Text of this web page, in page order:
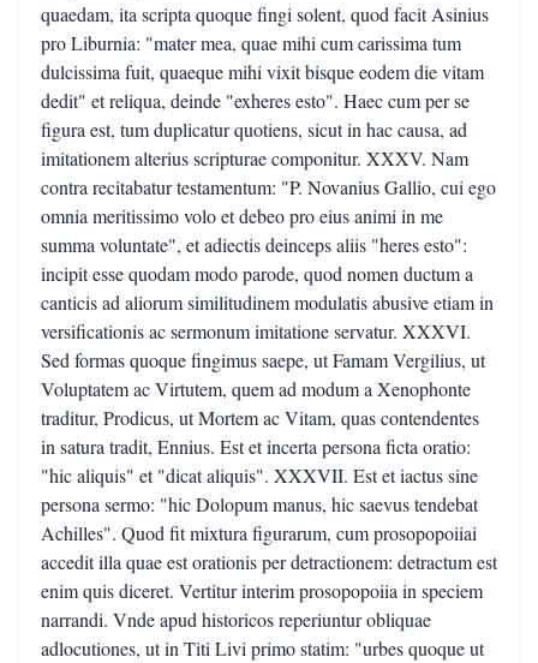
quaedam, ita scripta quoque fingi solent, quod facit Asinius
pro Liburnia: "mater mea, quae mihi cum carissima tum
dulcissima fuit, quaeque mihi vixit bisque eodem die vitam
dedit" et reliqua, deinde "exheres esto". Haec cum per se
figura est, tum duplicatur quotiens, sicut in hac causa, ad
imitationem alterius scripturae componitur. XXXV. Nam
contra recitabatur testamentum: "P. Novanius Gallio, cui ego
omnia meritissimo volo et debeo pro eius animi in me
summa voluntate", et adiectis deinceps aliis "heres esto":
incipit esse quodam modo parode, quod nomen ductum a
canticis ad aliorum similitudinem modulatis abusive etiam in
versificationis ac sermonum imitatione servatur. XXXVI.
Sed formas quoque fingimus saepe, ut Famam Vergilius, ut
Voluptatem ac Virtutem, quem ad modum a Xenophonte
traditur, Prodicus, ut Mortem ac Vitam, quas contendentes
in satura tradit, Ennius. Est et incerta persona ficta oratio:
"hic aliquis" et "dicat aliquis". XXXVII. Est et iactus sine
persona sermo: "hic Dolopum manus, hic saevus tendebat
Achilles". Quod fit mixtura figurarum, cum prosopopoiiai
accedit illa quae est orationis per detractionem: detractum est
enim quis diceret. Vertitur interim prosopopoiia in speciem
narrandi. Vnde apud historicos reperiuntur obliquae
adlocutiones, ut in Titi Livi primo statim: "urbes quoque ut